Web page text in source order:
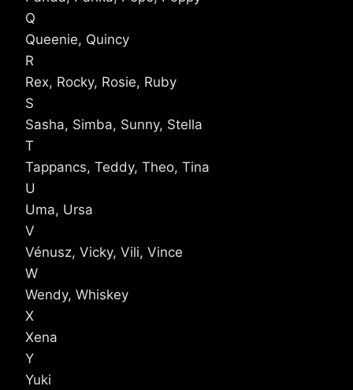
Q
Queenie, Quincy
R
Rex, Rocky, Rosie, Ruby
S
Sasha, Simba, Sunny, Stella
T
Tappancs, Teddy, Theo, Tina
U
Uma, Ursa
V
Vénusz, Vicky, Vili, Vince
W
Wendy, Whiskey
X
Xena
Y
Yuki